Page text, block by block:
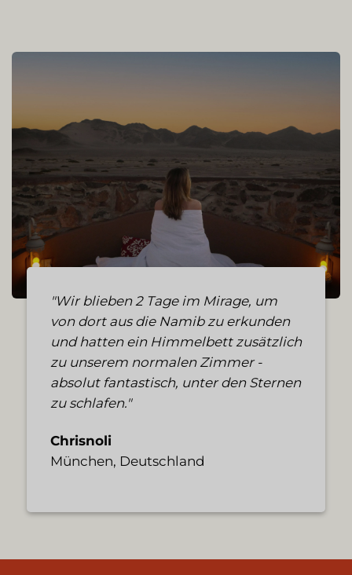
"Wir blieben 2 Tage im Mirage, um
von dort aus die Namib zu erkunden
und hatten ein Himmelbett zusätzlich
zu unserem normalen Zimmer -
absolut fantastisch, unter den Sternen
zu schlafen."
Chrisnoli
München, Deutschland